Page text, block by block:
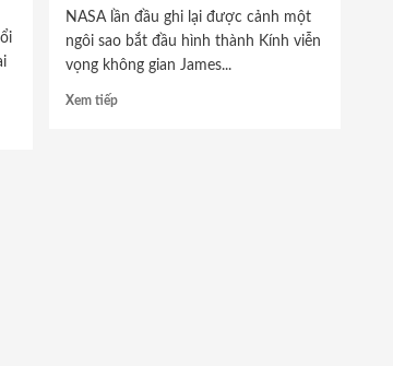
NASA lần đầu ghi lại được cảnh một
ngôi sao bắt đầu hình thành Kính viễn
vọng không gian James...
Xem tiếp